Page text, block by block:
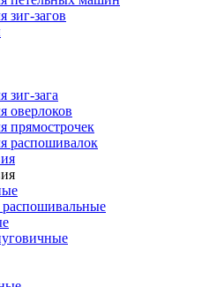
загов
зага
оверлоков
прямострочек
распошивалок